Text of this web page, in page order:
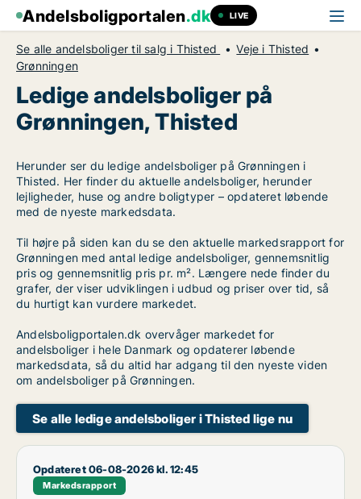
Andelsboligportalen.dk LIVE
Se alle andelsboliger til salg i Thisted
Veje i Thisted
Grønningen
Ledige andelsboliger på
Grønningen, Thisted
Herunder ser du ledige andelsboliger på Grønningen i
Thisted. Her finder du aktuelle andelsboliger, herunder
lejligheder, huse og andre boligtyper – opdateret løbende
med de nyeste markedsdata.
Til højre på siden kan du se den aktuelle markedsrapport for
Grønningen med antal ledige andelsboliger, gennemsnitlig
pris og gennemsnitlig pris pr. m². Længere nede finder du
grafer, der viser udviklingen i udbud og priser over tid, så
du hurtigt kan vurdere markedet.
Andelsboligportalen.dk overvåger markedet for
andelsboliger i hele Danmark og opdaterer løbende
markedsdata, så du altid har adgang til den nyeste viden
om andelsboliger på Grønningen.
Se alle ledige andelsboliger i Thisted lige nu
Opdateret 06-08-2026 kl. 12:45
Markedsrapport